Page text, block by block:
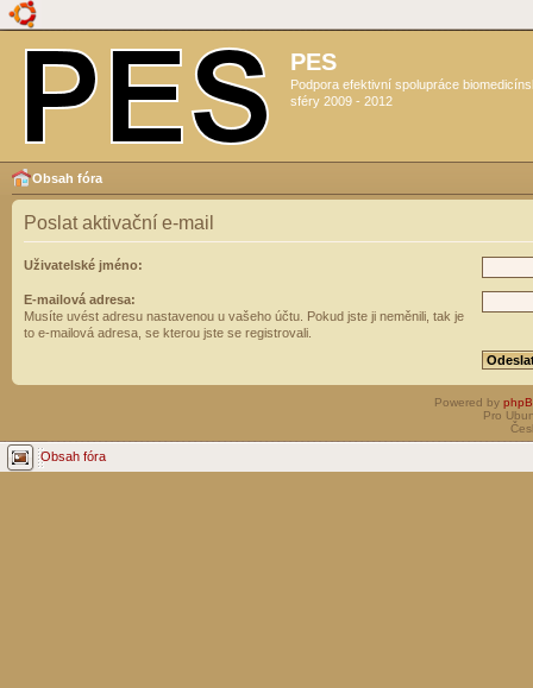
PES
Podpora efektivní spolupráce
sféry 2009 - 2012
Obsah fóra
Poslat aktivační e-mail
Uživatelské jméno:
E-mailová adresa:
Musíte uvést adresu nastavenou u vašeho účtu. Pokud jste ji neměnili, tak je
to e-mailová adresa, se kterou jste se registrovali.
Powered by
Pro
Obsah fóra